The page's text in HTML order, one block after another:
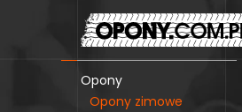
Opony
Opony zimowe